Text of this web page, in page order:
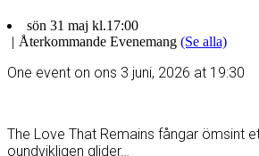
sön 31 maj kl.17:00
| Återkommande Evenemang (Se alla)
One event on ons 3 juni, 2026 at 19:30
The Love That Remains fångar ömsint
oundvikligen glider…